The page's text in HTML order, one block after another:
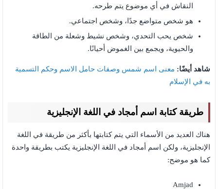
النقاش في أي موضوع يتم طرحه.
هو شخص متواضع جدًا، وشخص اجتماعي.
شخص يحب التحدي، وشخص نشيط وشعلة من الطاقة
والحيوية، ويجمع بين الغموض أحيانًا.
شاهد أيضًا: معنى اسم شمس وصفات حامل الاسم وحكم التسمية
به في الإسلام
طريقة كتابة اسم أمجاد في اللغة الإنجليزية
هناك العديد من الأسماء التي يتم كتابتها بأكثر من طريقة في اللغة
الإنجليزية، ولكن اسم أمجاد في اللغة الإنجليزية يكتب بطريقة واحدة
كما هو موضح:
Amjad